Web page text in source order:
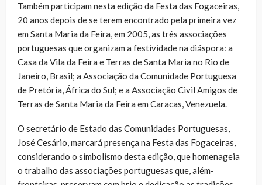
Também participam nesta edição da Festa das Fogaceiras,
20 anos depois de se terem encontrado pela primeira vez
em Santa Maria da Feira, em 2005, as três associações
portuguesas que organizam a festividade na diáspora: a
Casa da Vila da Feira e Terras de Santa Maria no Rio de
Janeiro, Brasil; a Associação da Comunidade Portuguesa
de Pretória, África do Sul; e a Associação Civil Amigos de
Terras de Santa Maria da Feira em Caracas, Venezuela.
O secretário de Estado das Comunidades Portuguesas,
José Cesário, marcará presença na Festa das Fogaceiras,
considerando o simbolismo desta edição, que homenageia
o trabalho das associações portuguesas que, além-